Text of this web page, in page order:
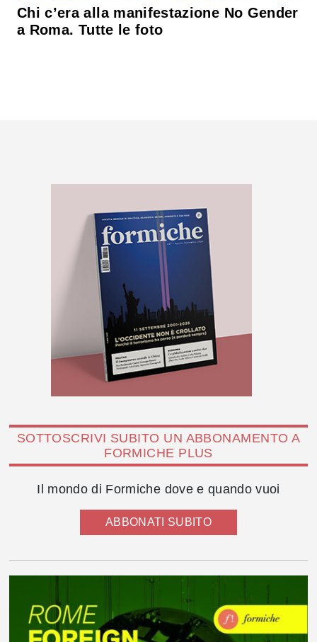
Chi c’era alla manifestazione No Gender
a Roma. Tutte le foto
SOTTOSCRIVI SUBITO UN ABBONAMENTO A
FORMICHE PLUS
Il mondo di Formiche dove e quando vuoi
ABBONATI SUBITO